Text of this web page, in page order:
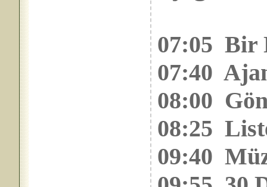
07:05 Bir
07:40
08:00
08:25
09:40